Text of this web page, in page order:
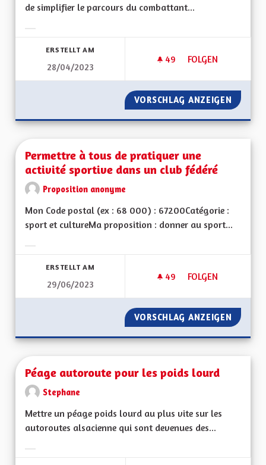
de simplifier le parcours du combattant...
ERSTELLT AM
28/04/2023
49 49 FOLLOWER
FOLGEN
PERTE
VORSCHLAG ANZEIGEN
Permettre à tous de pratiquer une
activité sportive dans un club fédéré
Proposition anonyme
Mon Code postal (ex : 68 000) : 67200Catégorie :
sport et cultureMa proposition : donner au sport...
ERSTELLT AM
29/06/2023
49 49 FOLLOWER
FOLGEN
PERMETTRE À
VORSCHLAG ANZEIGEN
Péage autoroute pour les poids lourd
Stephane
Mettre un péage poids lourd au plus vite sur les
autoroutes alsacienne qui sont devenues des...